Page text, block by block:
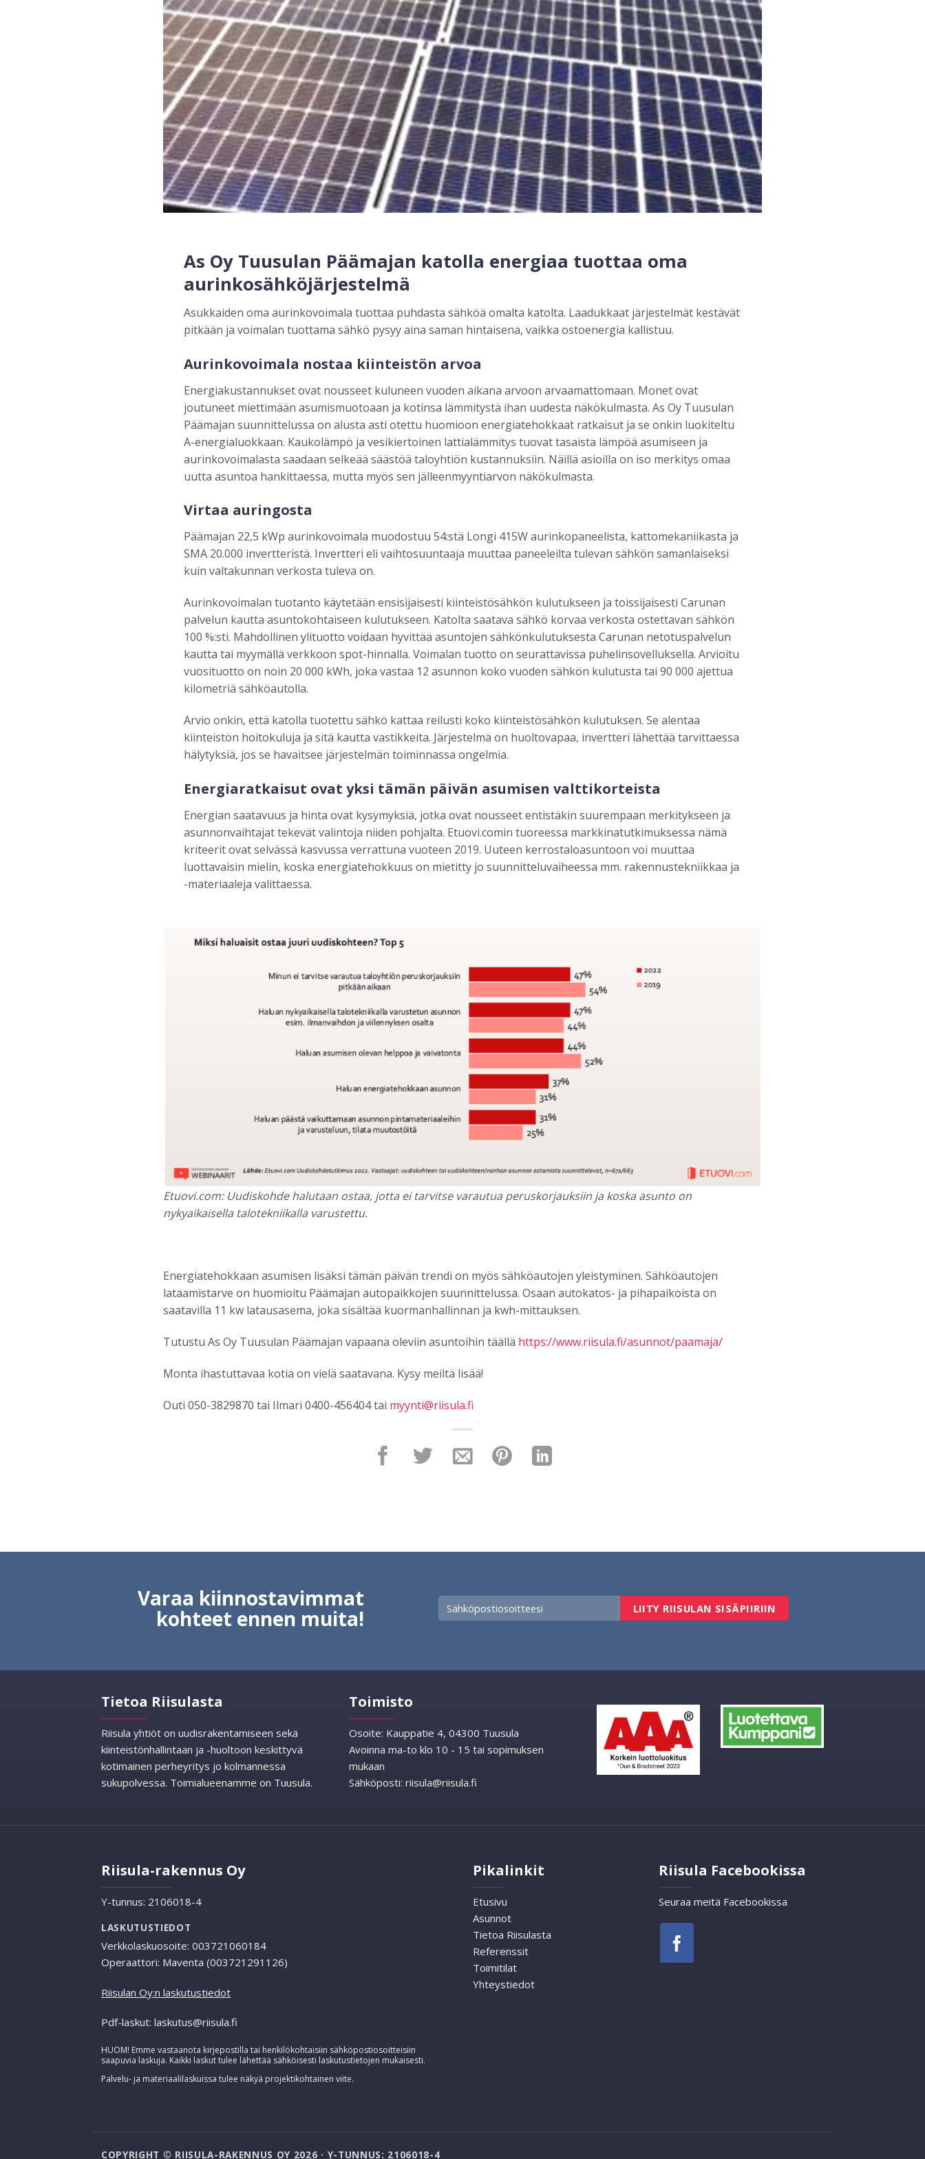
As Oy Tuusulan Päämajan katolla energiaa tuottaa oma
aurinkosähköjärjestelmä
Asukkaiden oma aurinkovoimala tuottaa puhdasta sähköä omalta katolta. Laadukkaat järjestelmät kestävät
pitkään ja voimalan tuottama sähkö pysyy aina saman hintaisena, vaikka ostoenergia kallistuu.
Aurinkovoimala nostaa kiinteistön arvoa
Energiakustannukset ovat nousseet kuluneen vuoden aikana arvoon arvaamattomaan. Monet ovat
joutuneet miettimään asumismuotoaan ja kotinsa lämmitystä ihan uudesta näkökulmasta. As Oy Tuusulan
Päämajan suunnittelussa on alusta asti otettu huomioon energiatehokkaat ratkaisut ja se onkin luokiteltu
A-energialuokkaan. Kaukolämpö ja vesikiertoinen lattialämmitys tuovat tasaista lämpöä asumiseen ja
aurinkovoimalasta saadaan selkeää säästöä taloyhtiön kustannuksiin. Näillä asioilla on iso merkitys omaa
uutta asuntoa hankittaessa, mutta myös sen jälleenmyyntiarvon näkökulmasta.
Virtaa auringosta
Päämajan 22,5 kWp aurinkovoimala muodostuu 54:stä Longi 415W aurinkopaneelista, kattomekaniikasta ja
SMA 20.000 invertteristä. Invertteri eli vaihtosuuntaaja muuttaa paneeleilta tulevan sähkön samanlaiseksi
kuin valtakunnan verkosta tuleva on.
Aurinkovoimalan tuotanto käytetään ensisijaisesti kiinteistösähkön kulutukseen ja toissijaisesti Carunan
palvelun kautta asuntokohtaiseen kulutukseen. Katolta saatava sähkö korvaa verkosta ostettavan sähkön
100 %:sti. Mahdollinen ylituotto voidaan hyvittää asuntojen sähkönkulutuksesta Carunan netotuspalvelun
kautta tai myymällä verkkoon spot-hinnalla. Voimalan tuotto on seurattavissa puhelinsovelluksella. Arvioitu
vuosituotto on noin 20 000 kWh, joka vastaa 12 asunnon koko vuoden sähkön kulutusta tai 90 000 ajettua
kilometriä sähköautolla.
Arvio onkin, että katolla tuotettu sähkö kattaa reilusti koko kiinteistösähkön kulutuksen. Se alentaa
kiinteistön hoitokuluja ja sitä kautta vastikkeita. Järjestelmä on huoltovapaa, invertteri lähettää tarvittaessa
hälytyksiä, jos se havaitsee järjestelmän toiminnassa ongelmia.
Energiaratkaisut ovat yksi tämän päivän asumisen valttikorteista
Energian saatavuus ja hinta ovat kysymyksiä, jotka ovat nousseet entistäkin suurempaan merkitykseen ja
asunnonvaihtajat tekevät valintoja niiden pohjalta. Etuovi.comin tuoreessa markkinatutkimuksessa nämä
kriteerit ovat selvässä kasvussa verrattuna vuoteen 2019. Uuteen kerrostaloasuntoon voi muuttaa
luottavaisin mielin, koska energiatehokkuus on mietitty jo suunnitteluvaiheessa mm. rakennustekniikkaa ja
-materiaaleja valittaessa.
Etuovi.com: Uudiskohde halutaan ostaa, jotta ei tarvitse varautua peruskorjauksiin ja koska asunto on
nykyaikaisella talotekniikalla varustettu.
Energiatehokkaan asumisen lisäksi tämän päivän trendi on myös sähköautojen yleistyminen. Sähköautojen
lataamistarve on huomioitu Päämajan autopaikkojen suunnittelussa. Osaan autokatos- ja pihapaikoista on
saatavilla 11 kw latausasema, joka sisältää kuormanhallinnan ja kwh-mittauksen.
Tutustu As Oy Tuusulan Päämajan vapaana oleviin asuntoihin täällä https://www.riisula.fi/asunnot/paamaja/
Monta ihastuttavaa kotia on vielä saatavana. Kysy meiltä lisää!
Outi 050-3829870 tai Ilmari 0400-456404 tai myynti@riisula.fi
Varaa kiinnostavimmat
kohteet ennen muita!
Tietoa Riisulasta
Riisula yhtiöt on uudisrakentamiseen sekä
kiinteistönhallintaan ja -huoltoon keskittyvä
kotimainen perheyritys jo kolmannessa
sukupolvessa. Toimialueenamme on Tuusula.
Toimisto
Osoite: Kauppatie 4, 04300 Tuusula
Avoinna ma-to klo 10 - 15 tai sopimuksen
mukaan
Sähköposti: riisula@riisula.fi
Riisula-rakennus Oy
Y-tunnus: 2106018-4
LASKUTUSTIEDOT
Verkkolaskuosoite: 003721060184
Operaattori: Maventa (003721291126)
Riisulan Oy:n laskutustiedot
Pdf-laskut: laskutus@riisula.fi
HUOM! Emme vastaanota kirjepostilla tai henkilökohtaisiin sähköpostiosoitteisiin
saapuvia laskuja. Kaikki laskut tulee lähettää sähköisesti laskutustietojen mukaisesti.
Palvelu- ja materiaalilaskuissa tulee näkyä projektikohtainen viite.
Pikalinkit
Etusivu
Asunnot
Tietoa Riisulasta
Referenssit
Toimitilat
Yhteystiedot
Riisula Facebookissa
Seuraa meitä Facebookissa
COPYRIGHT © RIISULA-RAKENNUS OY 2026 · Y-TUNNUS: 2106018-4